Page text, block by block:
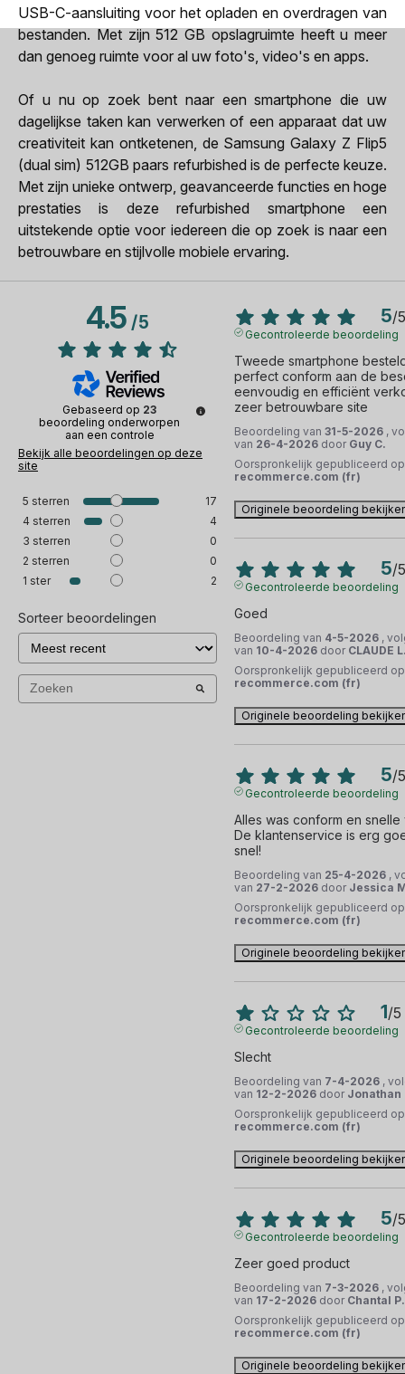
USB-C-aansluiting voor het opladen en overdragen van
bestanden. Met zijn 512 GB opslagruimte heeft u meer
dan genoeg ruimte voor al uw foto's, video's en apps.
Of u nu op zoek bent naar een smartphone die uw
dagelijkse taken kan verwerken of een apparaat dat uw
creativiteit kan ontketenen, de Samsung Galaxy Z Flip5
(dual sim) 512GB paars refurbished is de perfecte keuze.
Met zijn unieke ontwerp, geavanceerde functies en hoge
prestaties is deze refurbished smartphone een
uitstekende optie voor iedereen die op zoek is naar een
betrouwbare en stijlvolle mobiele ervaring.
4.5/5
Gebaseerd op 23
beoordeling onderworpen
aan een controle
Bekijk alle beoordelingen op deze
site
5 sterren
17
4 sterren
4
3 sterren
0
2 sterren
0
1 ster 2
Sorteer beoordelingen
5/5
Gecontroleerde beoordeling
Tweede smartphone
perfect conform aan de
eenvoudig en efficiënt
zeer betrouwbare site
Beoordeling van 31-5-2026 ,
van 26-4-2026 door Guy C.
Oorspronkelijk gepubliceerd op
recommerce.com (fr)
Originele beoordeling
5/5
Gecontroleerde beoordeling
Goed
Beoordeling van 4-5-2026 ,
van 10-4-2026 door CLAUDE
Oorspronkelijk gepubliceerd op
recommerce.com (fr)
Originele beoordeling
5/5
Gecontroleerde beoordeling
Alles was conform en
De klantenservice is erg
snel!
Beoordeling van 25-4-2026 ,
van 27-2-2026 door Jessica
Oorspronkelijk gepubliceerd op
recommerce.com (fr)
Originele beoordeling
1/5
Gecontroleerde beoordeling
Slecht
Beoordeling van 7-4-2026 ,
van 12-2-2026 door Jonathan
Oorspronkelijk gepubliceerd op
recommerce.com (fr)
Originele beoordeling
5/5
Gecontroleerde beoordeling
Zeer goed product
Beoordeling van 7-3-2026 ,
van 17-2-2026 door Chantal P.
Oorspronkelijk gepubliceerd op
recommerce.com (fr)
Originele beoordeling